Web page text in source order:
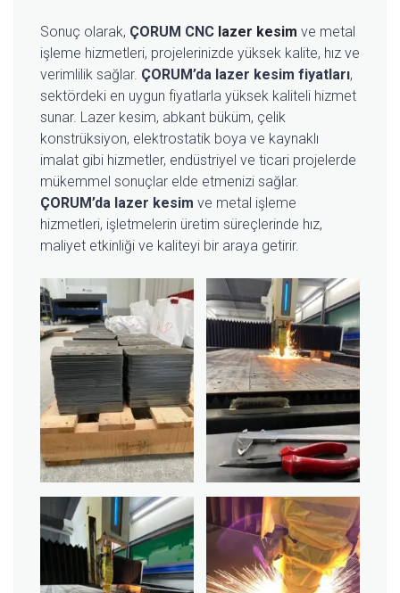
Sonuç olarak, ÇORUM CNC lazer kesim ve metal
işleme hizmetleri, projelerinizde yüksek kalite, hız ve
verimlilik sağlar. ÇORUM’da lazer kesim fiyatları,
sektördeki en uygun fiyatlarla yüksek kaliteli hizmet
sunar. Lazer kesim, abkant büküm, çelik
konstrüksiyon, elektrostatik boya ve kaynaklı
imalat gibi hizmetler, endüstriyel ve ticari projelerde
mükemmel sonuçlar elde etmenizi sağlar.
ÇORUM’da lazer kesim ve metal işleme
hizmetleri, işletmelerin üretim süreçlerinde hız,
maliyet etkinliği ve kaliteyi bir araya getirir.